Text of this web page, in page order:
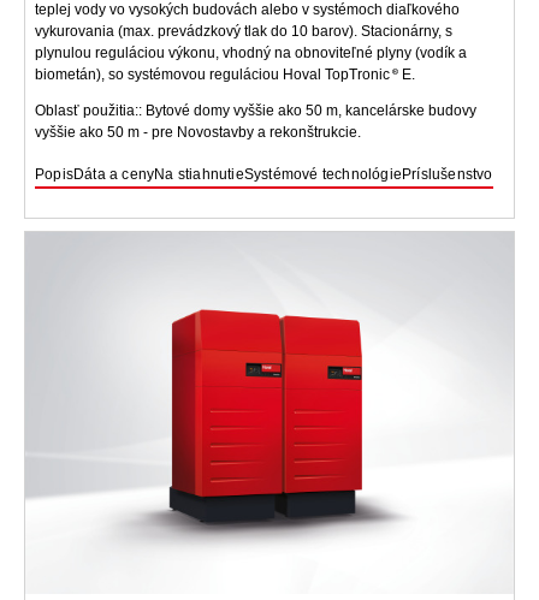
teplej vody vo vysokých budovách alebo v systémoch diaľkového
vykurovania (max. prevádzkový tlak do 10 barov). Stacionárny, s
plynulou reguláciou výkonu, vhodný na obnoviteľné plyny (vodík a
biometán), so systémovou reguláciou Hoval TopTronic
E.
Oblasť použitia:: Bytové domy vyššie ako 50 m, kancelárske budovy
vyššie ako 50 m - pre Novostavby a rekonštrukcie.
PopisDáta a cenyNa stiahnutieSystémové technológie Príslušenstvo